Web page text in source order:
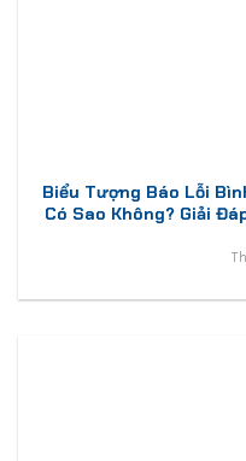
Biểu Tượng Báo Lỗi
Có Sao Không? Giải